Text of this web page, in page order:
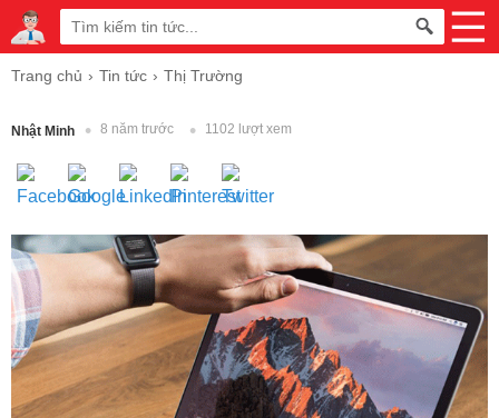
Trang chủ Tin tức Thị Trường
Nhật Minh 8 năm trước 1102 lượt xem